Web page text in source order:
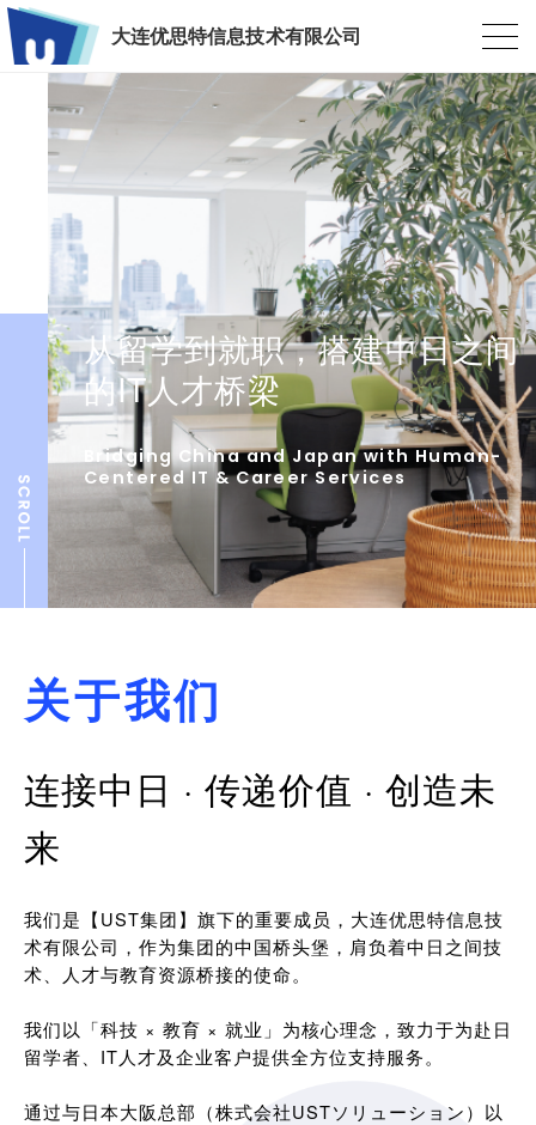
大连优思特信息技术有限公司
从留学到就职，搭建中日之间
的IT人才桥梁
Bridging China and Japan with Human-
Centered IT & Career Services
关于我们
连接中日 · 传递价值 · 创造未
来
我们是【UST集团】旗下的重要成员，大连优思特信息技
术有限公司，作为集团的中国桥头堡，肩负着中日之间技
术、人才与教育资源桥接的使命。
我们以「科技 × 教育 × 就业」为核心理念，致力于为赴日
留学者、IT人才及企业客户提供全方位支持服务。
通过与日本大阪总部（株式会社USTソリューション）以